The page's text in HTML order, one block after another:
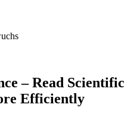
– Read Scientific
Efficiently